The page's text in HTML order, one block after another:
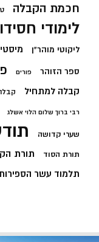
חכמת הקבלה
לימודי
ליקוטי מוהר"ן
ספר הזוהר פורים
קבלה למתחיל
רבי ברוך שלום הלוי אשלג
שערי קדושה
תורת הסוד תורת
תלמוד עשר